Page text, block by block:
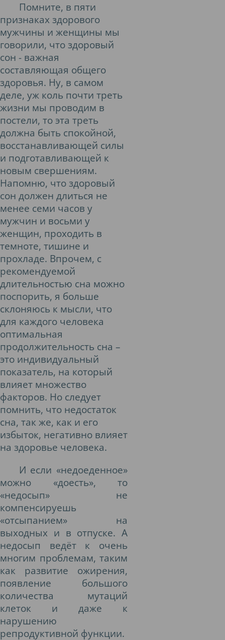
Помните, в пяти
признаках здорового
мужчины и женщины мы
говорили, что здоровый
сон - важная
составляющая общего
здоровья. Ну, в самом
деле, уж коль почти треть
жизни мы проводим в
постели, то эта треть
должна быть спокойной,
восстанавливающей силы
и подготавливающей к
новым свершениям.
Напомню, что здоровый
сон должен длиться не
менее семи часов у
мужчин и восьми у
женщин, проходить в
темноте, тишине и
прохладе. Впрочем, с
рекомендуемой
длительностью сна можно
поспорить, я больше
склоняюсь к мысли, что
для каждого человека
оптимальная
продолжительность сна –
это индивидуальный
показатель, на который
влияет множество
факторов. Но следует
помнить, что недостаток
сна, так же, как и его
избыток, негативно влияет
на здоровье человека.
И если «недоеденное»
можно «доесть», то
«недосып» не
компенсируешь
«отсыпанием» на
выходных и в отпуске. А
недосып ведёт к очень
многим проблемам, таким
как развитие ожирения,
появление большого
количества мутаций
клеток и даже к
нарушению
репродуктивной функции.